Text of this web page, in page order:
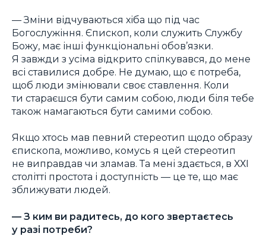
— Зміни відчуваються хіба що під час
Богослужіння. Єпископ, коли служить Службу
Божу, має інші функціональні обов’язки.
Я завжди з усіма відкрито спілкувався, до мене
всі ставилися добре. Не думаю, що є потреба,
щоб люди змінювали своє ставлення. Коли
ти стараєшся бути самим собою, люди біля тебе
також намагаються бути самими собою.
Якщо хтось мав певний стереотип щодо образу
єпископа, можливо, комусь я цей стереотип
не виправдав чи зламав. Та мені здається, в ХХІ
столітті простота і доступність — це те, що має
зближувати людей.
— З ким ви радитесь, до кого звертаєтесь
у разі потреби?